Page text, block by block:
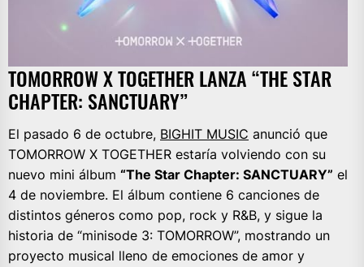
TOMORROW X TOGETHER LANZA “THE STAR
CHAPTER: SANCTUARY”
El pasado 6 de octubre, BIGHIT MUSIC anunció que
TOMORROW X TOGETHER estaría volviendo con su
nuevo mini álbum “The Star Chapter: SANCTUARY” el
4 de noviembre. El álbum contiene 6 canciones de
distintos géneros como pop, rock y R&B, y sigue la
historia de “minisode 3: TOMORROW”, mostrando un
proyecto musical lleno de emociones de amor y